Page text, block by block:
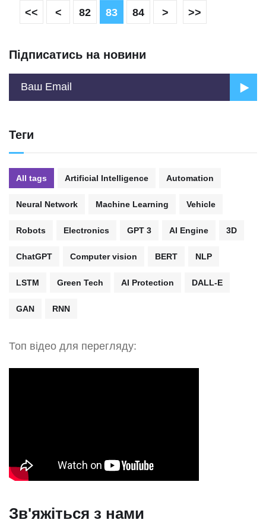
<< < 82 83 84 > >>
Підписатись на новини
Теги
All tags Artificial Intelligence Automation
Neural Network Machine Learning Vehicle
Robots Electronics GPT 3 AI Engine 3D
ChatGPT Computer vision BERT NLP
LSTM Green Tech AI Protection DALL-E
GAN RNN
Топ відео для перегляду:
Зв'яжіться з нами